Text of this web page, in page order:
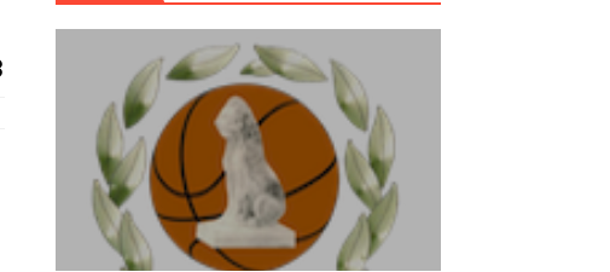
τον Προφήτη Ηλία 78-74 στα Καμίνια